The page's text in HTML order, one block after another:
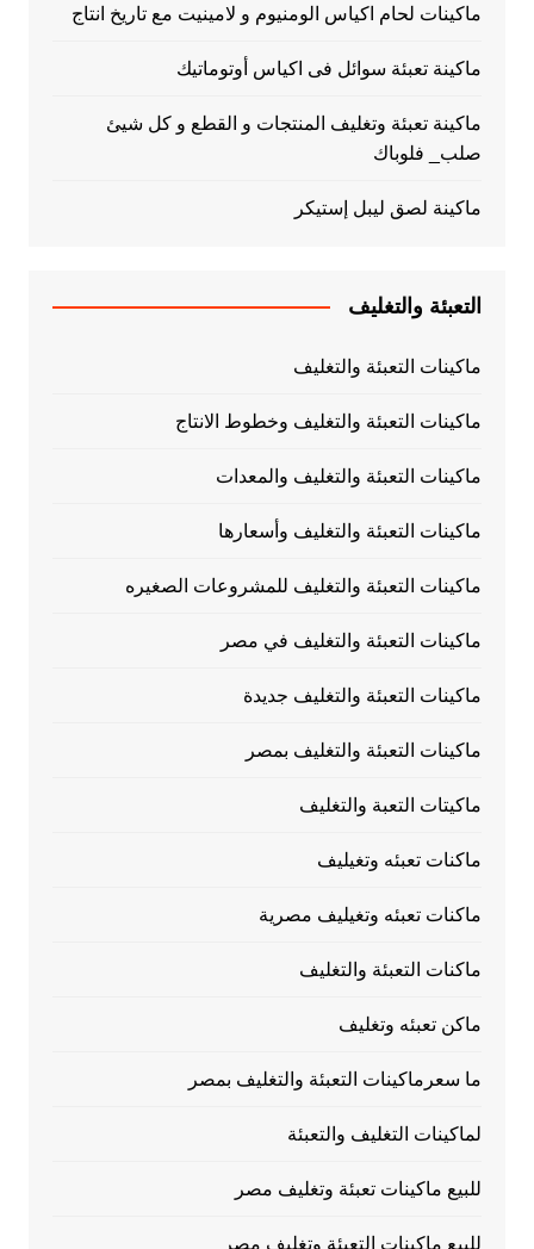
ماكينات لحام اكياس الومنيوم و لامينيت مع تاريخ انتاج
ماكينة تعبئة سوائل فى اكياس أوتوماتيك
ماكينة تعبئة وتغليف المنتجات و القطع و كل شيئ
صلب_ فلوباك
ماكينة لصق ليبل إستيكر
التعبئة والتغليف
ماكينات التعبئة والتغليف
ماكينات التعبئة والتغليف وخطوط الانتاج
ماكينات التعبئة والتغليف والمعدات
ماكينات التعبئة والتغليف وأسعارها
ماكينات التعبئة والتغليف للمشروعات الصغيره
ماكينات التعبئة والتغليف في مصر
ماكينات التعبئة والتغليف جديدة
ماكينات التعبئة والتغليف بمصر
ماكيتات التعبة والتغليف
ماكنات تعبئه وتغيليف
ماكنات تعبئه وتغيليف مصرية
ماكنات التعبئة والتغليف
ماكن تعبئه وتغليف
ما سعرماكينات التعبئة والتغليف بمصر
لماكينات التغليف والتعبئة
للبيع ماكينات تعبئة وتغليف مصر
للبيع ماكينات التعبئة وتغليف مصر